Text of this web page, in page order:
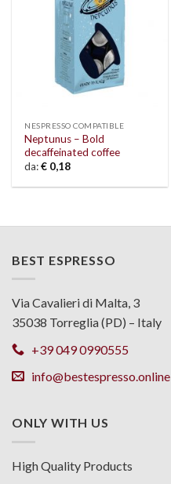
NESPRESSO COMPATIBLE
Neptunus – Bold
decaffeinated coffee
da:€ 0,18
BEST ESPRESSO
Via Cavalieri di Malta, 3
35038 Torreglia (PD) – Italy
+39 049 0990555
info@bestespresso.online
ONLY WITH US
High Quality Products